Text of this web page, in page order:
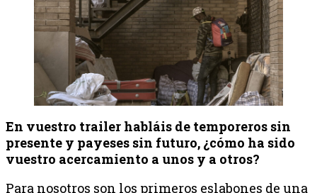
En vuestro trailer habláis de temporeros sin
presente y payeses sin futuro, ¿cómo ha sido
vuestro acercamiento a unos y a otros?
Para nosotros son los primeros eslabones de una